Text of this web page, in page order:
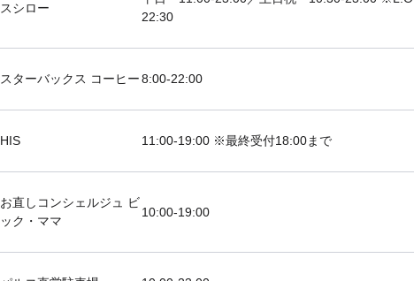
スシロー
22:30
スターバックス コーヒー 8:00-22:00
HIS 11:00-19:00 ※最終受付18:00まで
お直しコンシェルジュ ビ
ック・ママ
10:00-19:00